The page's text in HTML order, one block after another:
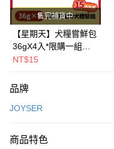
街口支付
悠遊付
Google Pay
AFTEE先享後付
相關說明
AFTEE先享後付是「在收到商
便利好安心！
售完補貨中
【星期天】犬糧嘗鮮包
36gX4入*限購一組｜
鱈+鮭+牛+羊（效期
NT$15
品牌
JOYSER
商品特色